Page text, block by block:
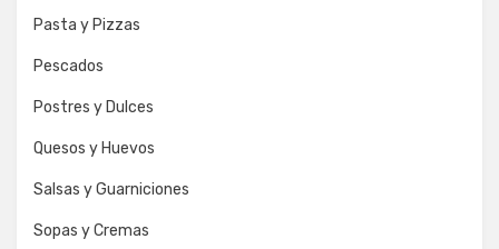
Pasta y Pizzas
Pescados
Postres y Dulces
Quesos y Huevos
Salsas y Guarniciones
Sopas y Cremas